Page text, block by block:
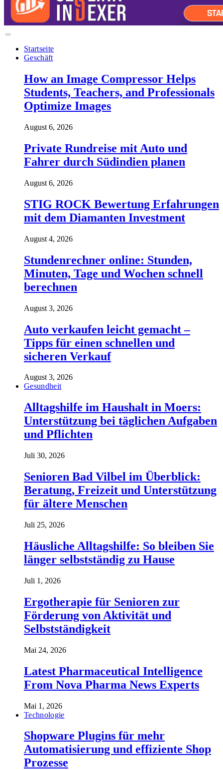
Startseite
Geschäft
How an Image Compressor Helps
Students, Teachers, and Professionals
Optimize Images
August 6, 2026
Private Rundreise mit Auto und
Fahrer durch Südindien planen
August 6, 2026
STIG ROCK Bewertung Erfahrungen
mit dem Diamanten Investment
August 4, 2026
Stundenrechner online: Stunden,
Minuten, Tage und Wochen schnell
berechnen
August 3, 2026
Auto verkaufen leicht gemacht –
Tipps für einen schnellen und
sicheren Verkauf
August 3, 2026
Gesundheit
Alltagshilfe im Haushalt in Moers:
Unterstützung bei täglichen Aufgaben
und Pflichten
Juli 30, 2026
Senioren Bad Vilbel im Überblick:
Beratung, Freizeit und Unterstützung
für ältere Menschen
Juli 25, 2026
Häusliche Alltagshilfe: So bleiben Sie
länger selbstständig zu Hause
Juli 1, 2026
Ergotherapie für Senioren zur
Förderung von Aktivität und
Selbstständigkeit
Mai 24, 2026
Latest Pharmaceutical Intelligence
From Nova Pharma News Experts
Mai 1, 2026
Technologie
Shopware Plugins für mehr
Automatisierung und effiziente Shop
Prozesse